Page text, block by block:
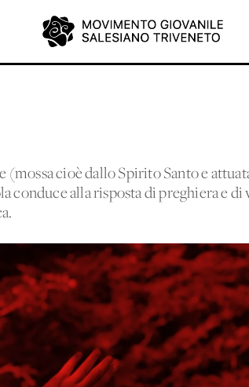
cioè dallo Spirito Santo e
conduce alla risposta di preghiera e di